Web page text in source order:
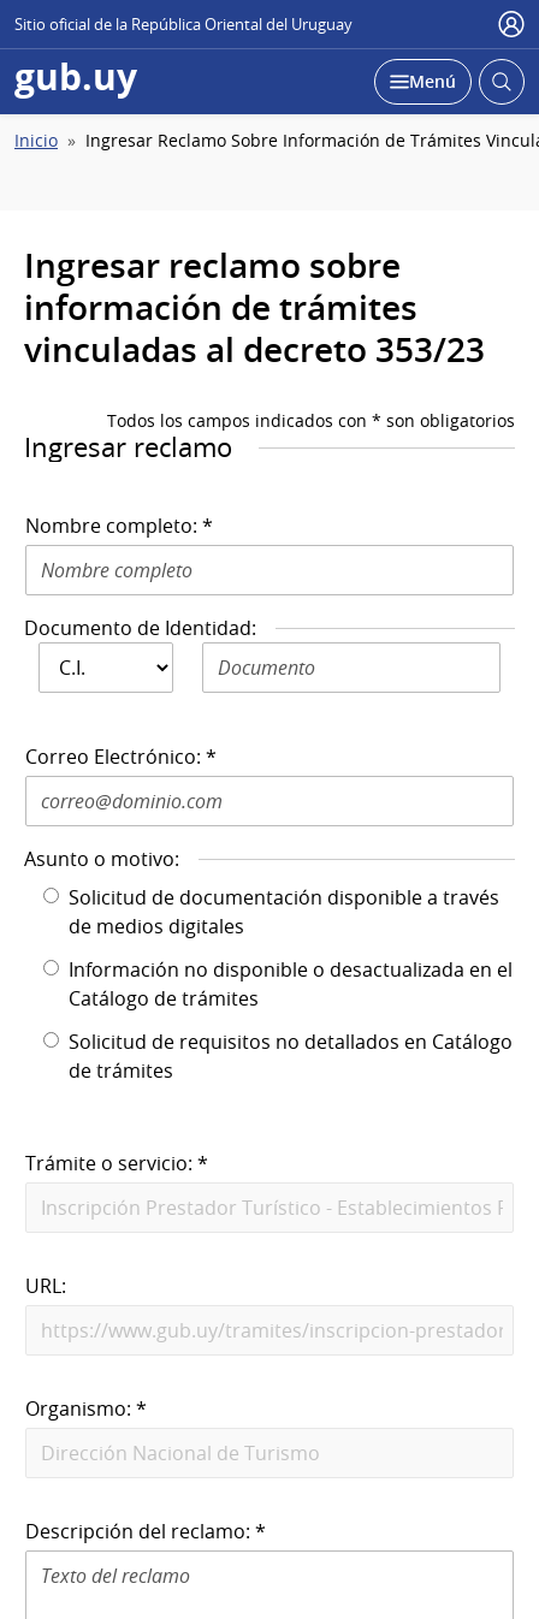
Sitio oficial de la República Oriental del Uruguay
gub.uy Desplegar
Menú Abrir
Ruta
Inicio Ingresar Reclamo Sobre Información de Trámites
Ingresar reclamo sobre
información de trámites
vinculadas al decreto 353/23
Todos los campos indicados con * son obligatorios
Ingresar reclamo
Nombre completo: *
Documento de Identidad:
Documento de
Identidad: *
Documento de Identidad N: *
Correo Electrónico: *
Asunto o motivo:
Solicitud de documentación disponible a través
de medios digitales
Información no disponible o desactualizada en el
Catálogo de trámites
Solicitud de requisitos no detallados en Catálogo
de trámites
Trámite o servicio: *
URL:
Organismo: *
Descripción del reclamo: *